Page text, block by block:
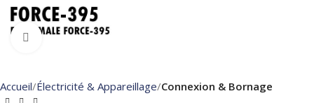
Click to enlarge
Accueil Électricité & Appareillage Connexion & Bornage